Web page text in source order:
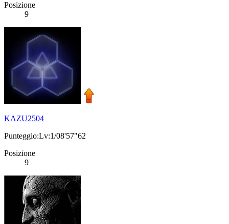
Posizione
9
KAZU2504
Punteggio:Lv:1/08'57"62
Posizione
9